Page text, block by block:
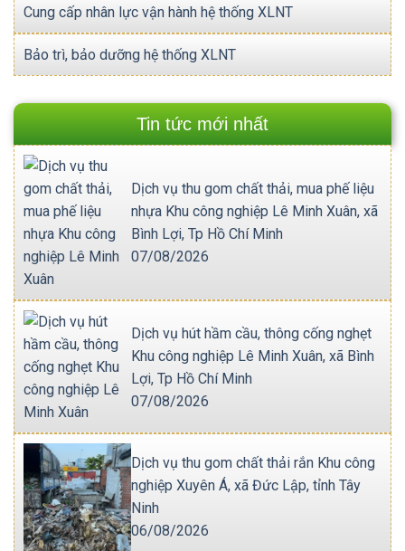
Cung cấp nhân lực vận hành hệ thống XLNT
Bảo trì, bảo dưỡng hệ thống XLNT
Tin tức mới nhất
Dịch vụ thu gom chất thải, mua phế liệu
nhựa Khu công nghiệp Lê Minh Xuân, xã
Bình Lợi, Tp Hồ Chí Minh
07/08/2026
Dịch vụ hút hầm cầu, thông cống nghẹt
Khu công nghiệp Lê Minh Xuân, xã Bình
Lợi, Tp Hồ Chí Minh
07/08/2026
Dịch vụ thu gom chất thải rắn Khu công
nghiệp Xuyên Á, xã Đức Lập, tỉnh Tây
Ninh
06/08/2026